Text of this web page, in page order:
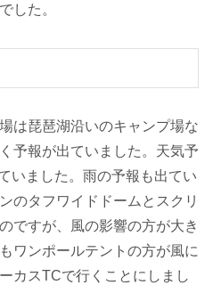
した。
は琵琶湖沿いのキャンプ場な
予報が出ていました。天気予
いました。雨の予報も出てい
のタフワイドドームとスクリ
ですが、風の影響の方が大き
ワンポールテントの方が風に
カスTCで行くことにしまし